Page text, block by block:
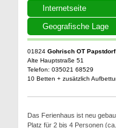
Internetseite
Geografische Lage
01824 Gohrisch OT Papstdorf
Alte Hauptstraße 51
Telefon: 035021 68529
10 Betten + zusätzlich
Das Ferienhaus ist neu
Platz für 2 bis 4 Personen (ca.